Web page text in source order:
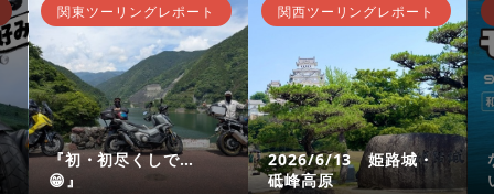
関東ツーリングレポート
『初・初尽くしで…
😁』
関西ツーリングレポート
2026/6/13 姫路城・
砥峰高原